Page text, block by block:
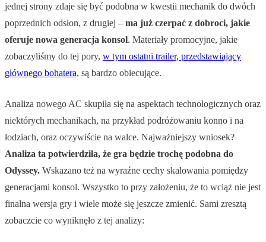
jednej strony zdaje się być podobna w kwestii mechanik do dwóch
poprzednich odsłon, z drugiej – ma już czerpać z dobroci, jakie
oferuje nowa generacja konsol. Materiały promocyjne, jakie
zobaczyliśmy do tej pory, w tym ostatni trailer, przedstawiający
głównego bohatera, są bardzo obiecujące.
Analiza nowego AC skupiła się na aspektach technologicznych oraz
niektórych mechanikach, na przykład podróżowaniu konno i na
łodziach, oraz oczywiście na walce. Najważniejszy wniosek?
Analiza ta potwierdziła, że gra będzie trochę podobna do
Odyssey. Wskazano też na wyraźne cechy skalowania pomiędzy
generacjami konsol. Wszystko to przy założeniu, że to wciąż nie jest
finalna wersja gry i wiele może się jeszcze zmienić. Sami zresztą
zobaczcie co wyniknęło z tej analizy: